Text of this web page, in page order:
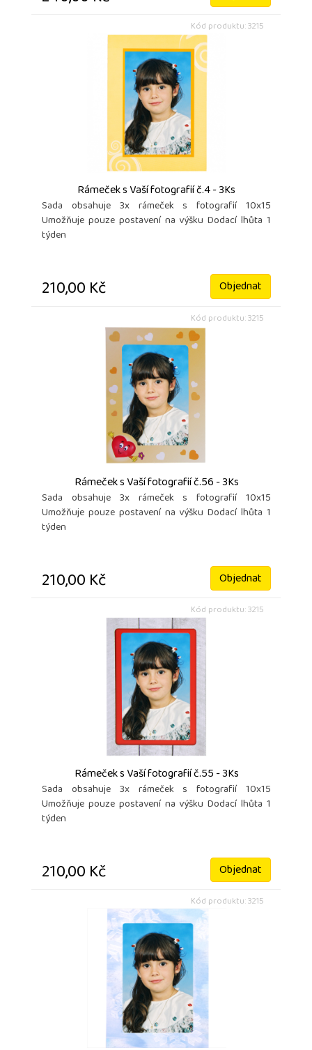
Kód produktu: 3215
Rámeček s Vaší fotografií č.4 - 3Ks
Sada obsahuje 3x rámeček s fotografií 10x15
Umožňuje pouze postavení na výšku Dodací lhůta 1
týden
210,00 Kč Objednat
Kód produktu: 3215
Rámeček s Vaší fotografií č.56 - 3Ks
Sada obsahuje 3x rámeček s fotografií 10x15
Umožňuje pouze postavení na výšku Dodací lhůta 1
týden
210,00 Kč Objednat
Kód produktu: 3215
Rámeček s Vaší fotografií č.55 - 3Ks
Sada obsahuje 3x rámeček s fotografií 10x15
Umožňuje pouze postavení na výšku Dodací lhůta 1
týden
210,00 Kč Objednat
Kód produktu: 3215